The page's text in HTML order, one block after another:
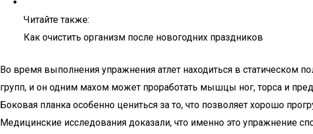
Читайте также:
Как очистить организм после новогодних праздников
Во время выполнения упражнения атлет находиться в
групп, и он одним махом может проработать мышцы ног, торса и
Боковая планка особенно цениться за то, что позволяет хорошо
Медицинские исследования доказали, что именно это упражнение